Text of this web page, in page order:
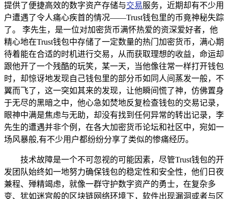
提供了便捷高效的数字资产存储与交易服务，近期却有不少用
户遭遇了令人痛心疾首的情况——Trust钱包里的币竟神秘失踪
了。 李先生，是一位对加密货币满怀热爱的资深爱好者，他
精心地在Trust钱包中存储了一定数量的热门加密货币，满心期
待着能在合适的时机进行交易，从而获取理想的收益，命运却
跟他开了一个残酷的玩笑，某一天，当他像往常一样打开钱包
时，却惊讶地发现自己钱包里的部分币如同人间蒸发一般，不
翼而飞了，这一突如其来的发现，让他瞬间慌了神，仿佛置身
于无尽的黑暗之中，他心急如焚地反复检查钱包的交易记录，
眼神中满是焦虑与无助，却没有找到任何异常的转出记录，李
先生的遭遇并非个例，在各大加密货币论坛和社区中，宛如一
场风暴般,有不少用户都纷纷分享了类似的惨痛经历。
技术故障是一个不可忽视的可能因素，尽管Trust钱包的开
发团队始终如一地努力确保钱包的稳定性和安全性，他们日夜
兼程、殚精竭虑，就像一群守护数字资产的勇士，在复杂多
变、犹如迷宫般的区块链网络环境下，软件出现漏洞或者与区